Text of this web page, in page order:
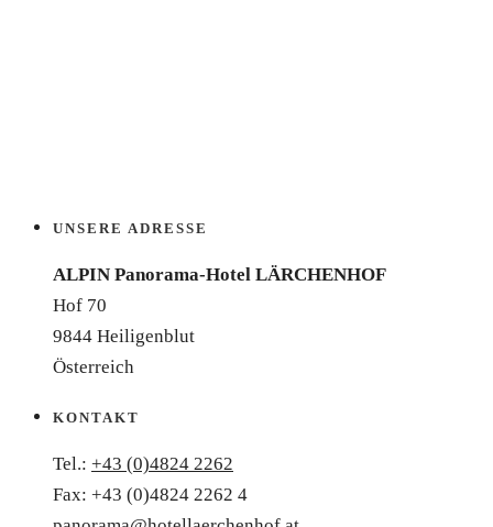
UNSERE ADRESSE
ALPIN Panorama-Hotel LÄRCHENHOF
Hof 70
9844 Heiligenblut
Österreich
KONTAKT
Tel.: +43 (0)4824 2262
Fax: +43 (0)4824 2262 4